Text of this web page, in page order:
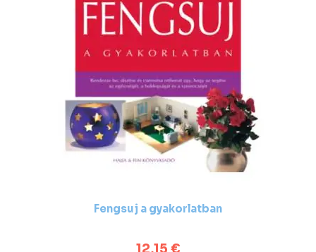
Fengsuj a gyakorlatban
12,15 €